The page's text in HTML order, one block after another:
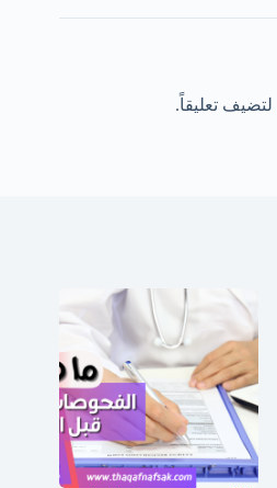
لتضيف تعليقاً.